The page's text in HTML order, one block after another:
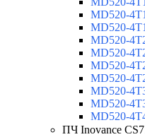
MD520-
MD520-
MD520-
MD520-
MD520-
MD520-
MD520-
MD520-
MD520-
ПЧ Inovance